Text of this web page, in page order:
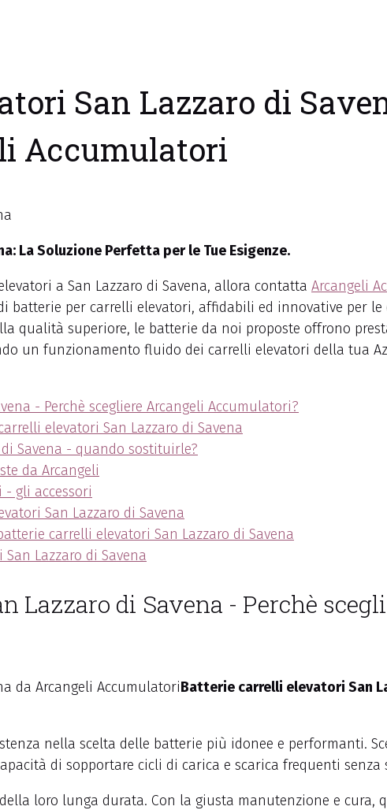
San Lazzaro di
Accumulatori
La Soluzione Perfetta per le Tue Esigenze.
a San Lazzaro di Savena, allora contatta Arcangeli
batterie per carrelli elevatori, affidabili ed innovative per le
qualità superiore, le batterie da noi proposte offrono
un funzionamento fluido dei carrelli elevatori della tua
- Perchè scegliere Arcangeli Accumulatori?
elevatori San Lazzaro di Savena
Savena - quando sostituirle?
da Arcangeli
gli accessori
San Lazzaro di Savena
carrelli elevatori San Lazzaro di Savena
Lazzaro di Savena
Lazzaro di Savena - Perchè
Batterie carrelli elevatori San
nella scelta delle batterie più idonee e performanti.
di sopportare cicli di carica e scarica frequenti senza
loro lunga durata. Con la giusta manutenzione e cura,